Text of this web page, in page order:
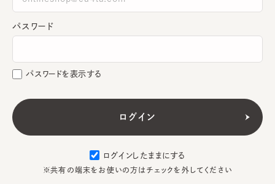
パスワード
パスワードを表示する
ログインしたままにする
※共有の端末をお使いの方はチェックを外してください